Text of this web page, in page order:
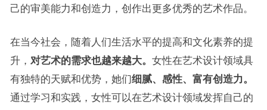
己的审美能力和创造力，创作出更多优秀的艺术作品。
在当今社会，随着人们生活水平的提高和文化素养的提
升， 对艺术的需求也越来越大。 女性在艺术设计领域具
有独特的天赋和优势，她们细腻、感性、富有创造力。
通过学习和实践，女性可以在艺术设计领域发挥自己的